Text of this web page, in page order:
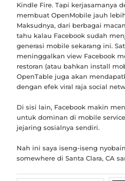
Kindle Fire. Tapi kerjasamanya
membuat OpenMobile jauh lebih
Maksudnya, dari berbagai
tahu kalau Facebook sudah
generasi mobile sekarang ini.
meninggalkan view Facebook
restoran (atau bahkan install
OpenTable juga akan
dengan efek viral raja social
Di sisi lain, Facebook makin
untuk dominan di mobile
jejaring sosialnya sendiri.
Nah ini saya iseng-iseng nyobain
somewhere di Santa Clara, CA